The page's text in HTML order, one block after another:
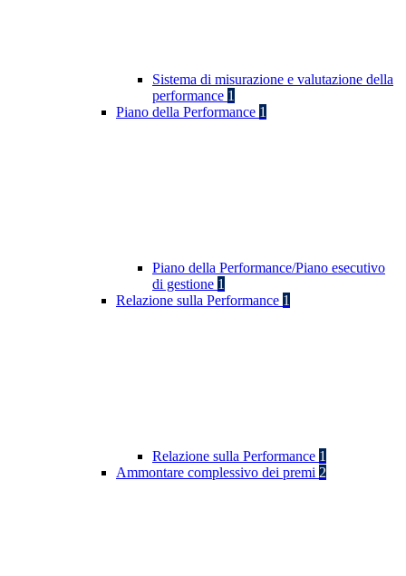
Sistema di misurazione e valutazione della
performance 1
Piano della Performance 1
Piano della Performance/Piano esecutivo
di gestione 1
Relazione sulla Performance 1
Relazione sulla Performance 1
Ammontare complessivo dei premi 2